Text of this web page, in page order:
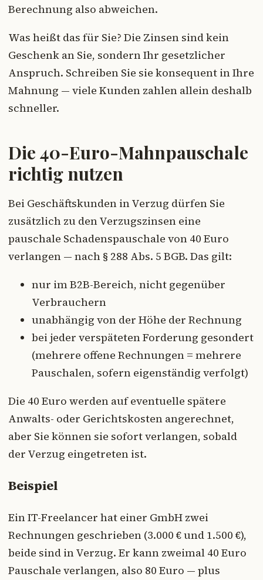
Berechnung also abweichen.
Was heißt das für Sie? Die Zinsen sind kein
Geschenk an Sie, sondern Ihr gesetzlicher
Anspruch. Schreiben Sie sie konsequent in Ihre
Mahnung — viele Kunden zahlen allein deshalb
schneller.
Die 40-Euro-Mahnpauschale
richtig nutzen
Bei Geschäftskunden in Verzug dürfen Sie
zusätzlich zu den Verzugszinsen eine
pauschale Schadenspauschale von 40 Euro
verlangen — nach § 288 Abs. 5 BGB. Das gilt:
nur im B2B-Bereich, nicht gegenüber
Verbrauchern
unabhängig von der Höhe der Rechnung
bei jeder verspäteten Forderung gesondert
(mehrere offene Rechnungen = mehrere
Pauschalen, sofern eigenständig verfolgt)
Die 40 Euro werden auf eventuelle spätere
Anwalts- oder Gerichtskosten angerechnet,
aber Sie können sie sofort verlangen, sobald
der Verzug eingetreten ist.
Beispiel
Ein IT-Freelancer hat einer GmbH zwei
Rechnungen geschrieben (3.000 € und 1.500 €),
beide sind in Verzug. Er kann zweimal 40 Euro
Pauschale verlangen, also 80 Euro — plus